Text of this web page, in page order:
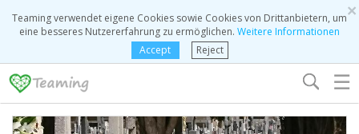
×
Teaming verwendet eigene Cookies sowie Cookies von Drittanbietern, um
eine besseres Nutzererfahrung zu ermöglichen. Weitere Informationen
Accept
Reject
☰